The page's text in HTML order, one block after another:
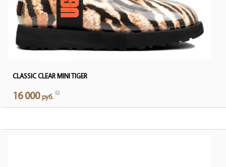
CLASSIC CLEAR MINI TIGER
16 000 руб.